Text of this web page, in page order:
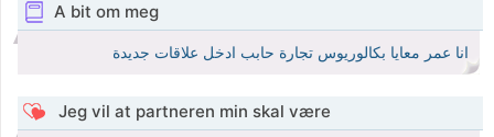
A bit om meg
انا عمر معايا بكالوريوس تجارة حابب ادخل علاقات جديدة
Jeg vil at partneren min skal være